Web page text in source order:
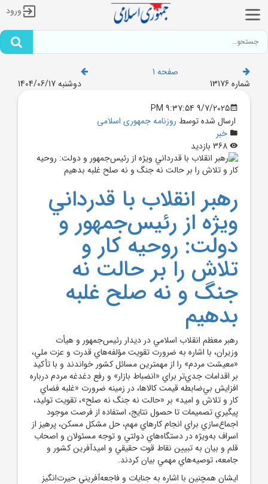
ورود
صفحه 1
شماره 13176
دوشنبه 1404/06/17
9/7/2025 9:37:54 PM
ارسال شده توسط روزنامه جمهوری اسلامی
خبر
رهبر انقلاب با قدرداني
ويژه از رئيس‌جمهور و
دولت: روحيه کار و
تلاش را بر حالت نه
جنگ و نه صلح غلبه
بدهيم
رهبر معظم انقلاب اسلامي در ديدار رئيس‌جمهور و هيأت
وزيران، با اشاره به ضرورت تقويت مؤلفه‌هاي قدرت و عزت ملي،
«معيشت مردم» را از مهمترين مسائل کشور خواندند و با تأکيد
بر اقدامات جدي‌تر براي «انضباط بازار» و رفع دغدغه مردم درباره
افزايش بي‌ضابطه قيمت کالاها، در زمينه ضرورت «غلبه فضاي
کار و تلاش و اميد» بر «حالت نه جنگ نه صلح»، تقويت توليد،
پيگيري تصميمات تا حصول نتايج، استفاده از فرصت موجود
اجماع‌سازي براي انجام کارهاي مهم، حل مشکل مسکن، پرهيز از
اسراف به‌ويژه در دستگاه‌هاي دولتي و توجه مسئولان و اصحاب
قلم و بيان به تبيين نقاط قوت حقيقي و اميدآفرين کشور و
جامعه، توصيه‌هاي مهمي بيان کردند.
ايشان همچنين با اشاره به جنايات و فاجعه‌آفريني حيرت‌انگيز